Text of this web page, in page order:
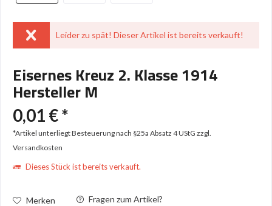
Leider zu spät! Dieser Artikel ist bereits verkauft!
Eisernes Kreuz 2. Klasse 1914
Hersteller M
0,01 € *
*Artikel unterliegt Besteuerung nach §25a Absatz 4 UStG zzgl.
Versandkosten
Dieses Stück ist bereits verkauft.
Merken Fragen zum Artikel?